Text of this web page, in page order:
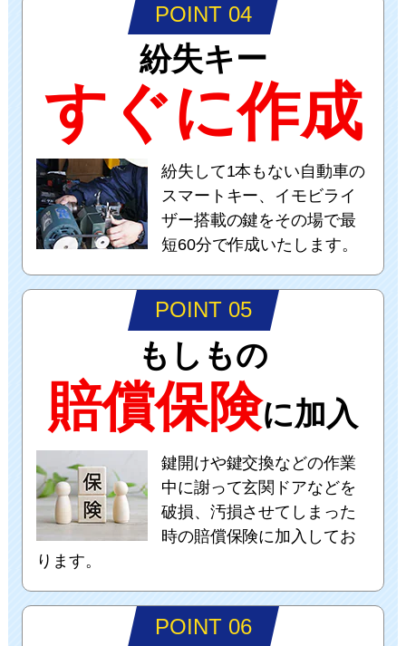
POINT 04
紛失キー
すぐに作成
紛失して1本もない自動車の
スマートキー、イモビライ
ザー搭載の鍵をその場で最
短60分で作成いたします。
POINT 05
もしもの
賠償保険に加入
鍵開けや鍵交換などの作業
中に謝って玄関ドアなどを
破損、汚損させてしまった
時の賠償保険に加入してお
ります。
POINT 06